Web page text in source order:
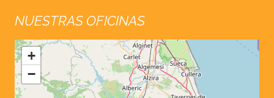
NUESTRAS OFICINAS
+
−